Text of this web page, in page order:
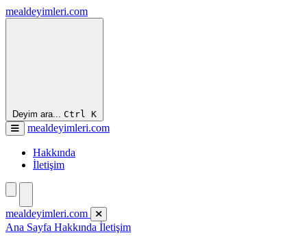
mealdeyimleri.com
Deyim ara... Ctrl K
mealdeyimleri.com
Hakkında
İletişim
mealdeyimleri.com
Ana Sayfa Hakkında İletişim